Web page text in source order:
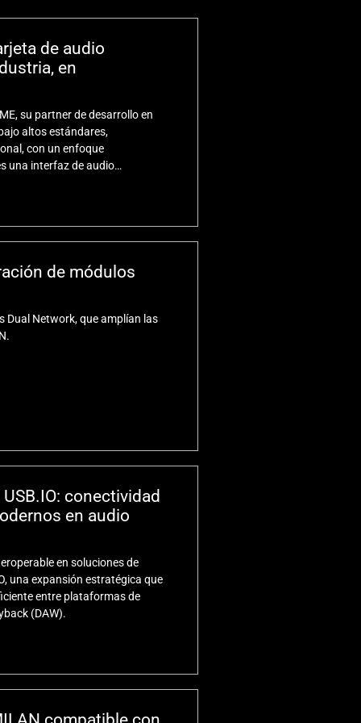
de audio
en
su partner de desarrollo en
altos estándares,
con un enfoque
una interfaz de audio
de módulos
Dual Network, que amplían las
conectividad
en audio
en soluciones de
una expansión estratégica que
entre plataformas de
(DAW).